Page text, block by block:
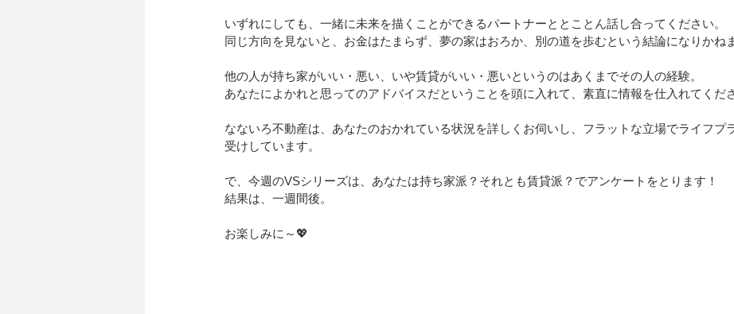
いずれにしても、一緒に未来を描くことができるパートナーととことん話し合ってください。
同じ方向を見ないと、お金はたまらず、夢の家はおろか、別の道を歩むという結論になりかね
他の人が持ち家がいい・悪い、いや賃貸がいい・悪いというのはあくまでその人の経験。
あなたによかれと思ってのアドバイスだということを頭に入れて、素直に情報を仕入れてくだ
なないろ不動産は、あなたのおかれている状況を詳しくお伺いし、フラットな立場でライフプ
受けしています。
で、今週のVSシリーズは、あなたは持ち家派？それとも賃貸派？でアンケートをとります！
結果は、一週間後。
お楽しみに～💖